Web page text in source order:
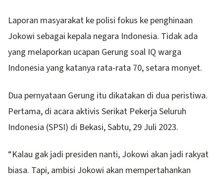
Laporan masyarakat ke polisi fokus ke penghinaan
Jokowi sebagai kepala negara Indonesia. Tidak ada
yang melaporkan ucapan Gerung soal IQ warga
Indonesia yang katanya rata-rata 70, setara monyet.
Dua pernyataan Gerung itu dikatakan di dua peristiwa.
Pertama, di acara aktivis Serikat Pekerja Seluruh
Indonesia (SPSI) di Bekasi, Sabtu, 29 Juli 2023.
“Kalau gak jadi presiden nanti, Jokowi akan jadi rakyat
biasa. Tapi, ambisi Jokowi akan mempertahankan